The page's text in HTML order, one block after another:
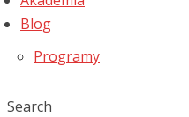
Blog
Programy
Search